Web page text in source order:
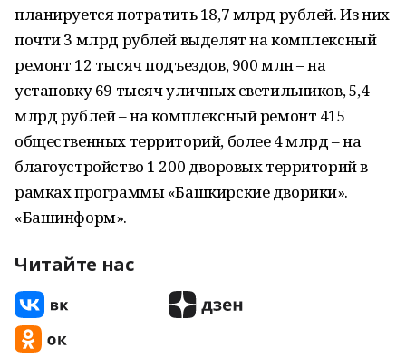
планируется потратить 18,7 млрд рублей. Из них
почти 3 млрд рублей выделят на комплексный
ремонт 12 тысяч подъездов, 900 млн – на
установку 69 тысяч уличных светильников, 5,4
млрд рублей – на комплексный ремонт 415
общественных территорий, более 4 млрд – на
благоустройство 1 200 дворовых территорий в
рамках программы «Башкирские дворики».
«Башинформ».
Читайте нас